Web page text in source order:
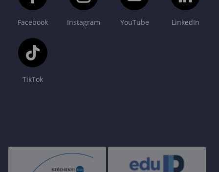
Facebook Instagram YouTube LinkedIn
TikTok